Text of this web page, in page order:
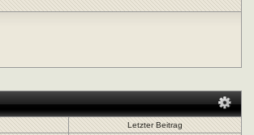
Letzter Beitrag